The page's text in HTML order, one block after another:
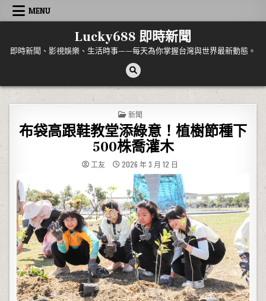
Skip to content
MENU
Lucky688 即時新聞
即時新聞、影視娛樂、生活時事——每天為你掌握台灣與世界最新動態。
POSTED IN
新聞
布袋高跟鞋教堂添綠意！植樹節種下
500株喬灌木
工友 2026 年 3 月 12 日